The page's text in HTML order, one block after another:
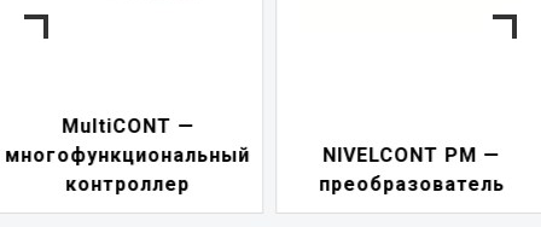
NIVELCONT PM —
преобразователь
переключатель